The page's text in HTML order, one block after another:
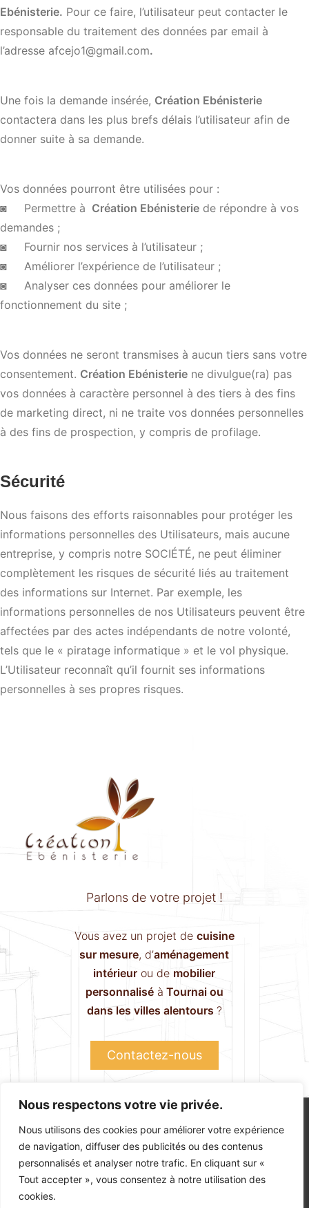
Nous respectons votre vie privée.
Nous utilisons des cookies pour améliorer votre expérience
de navigation, diffuser des publicités ou des contenus
personnalisés et analyser notre trafic. En cliquant sur «
Tout accepter », vous consentez à notre utilisation des
cookies.
Ebénisterie. Pour ce faire, l’utilisateur peut contacter le
responsable du traitement des données par email à
l’adresse afcejo1@gmail.com.
Une fois la demande insérée, Création Ebénisterie
contactera dans les plus brefs délais l’utilisateur afin de
donner suite à sa demande.
Vos données pourront être utilisées pour :
◙ Permettre à Création Ebénisterie de répondre à vos
demandes ;
◙ Fournir nos services à l’utilisateur ;
◙ Améliorer l’expérience de l’utilisateur ;
◙ Analyser ces données pour améliorer le
fonctionnement du site ;
Vos données ne seront transmises à aucun tiers sans votre
consentement. Création Ebénisterie ne divulgue(ra) pas
vos données à caractère personnel à des tiers à des fins
de marketing direct, ni ne traite vos données personnelles
à des fins de prospection, y compris de profilage.
Sécurité
Nous faisons des efforts raisonnables pour protéger les
informations personnelles des Utilisateurs, mais aucune
entreprise, y compris notre SOCIÉTÉ, ne peut éliminer
complètement les risques de sécurité liés au traitement
des informations sur Internet. Par exemple, les
informations personnelles de nos Utilisateurs peuvent être
affectées par des actes indépendants de notre volonté,
tels que le « piratage informatique » et le vol physique.
L’Utilisateur reconnaît qu’il fournit ses informations
personnelles à ses propres risques.
Parlons de votre projet !
Vous avez un projet de cuisine
sur mesure, d’aménagement
intérieur ou de mobilier
personnaliséà Tournai ou
dans les villes alentours ?
Contactez-nous
© 2026 – TOUS DROITS RÉSERVÉS. CRÉATION PAR WAPIX.BE